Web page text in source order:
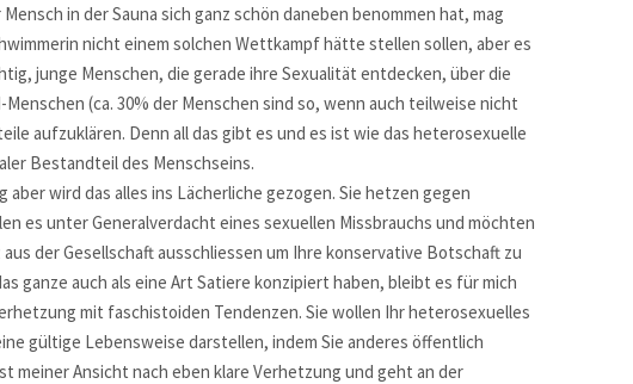
in der Sauna sich ganz schön daneben benommen hat, mag
nicht einem solchen Wettkampf hätte stellen sollen, aber es
junge Menschen, die gerade ihre Sexualität entdecken, über die
Menschen (ca. 30% der Menschen sind so, wenn auch teilweise nicht
aufzuklären. Denn all das gibt es und es ist wie das heterosexuelle
Bestandteil des Menschseins.
aber wird das alles ins Lächerliche gezogen. Sie hetzen gegen
es unter Generalverdacht eines sexuellen Missbrauchs und möchten
der Gesellschaft ausschliessen um Ihre konservative Botschaft zu
ganze auch als eine Art Satiere konzipiert haben, bleibt es für mich
mit faschistoiden Tendenzen. Sie wollen Ihr heterosexuelles
gültige Lebensweise darstellen, indem Sie anderes öffentlich
meiner Ansicht nach eben klare Verhetzung und geht an der